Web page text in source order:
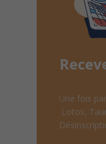
Une fois
Lotos,